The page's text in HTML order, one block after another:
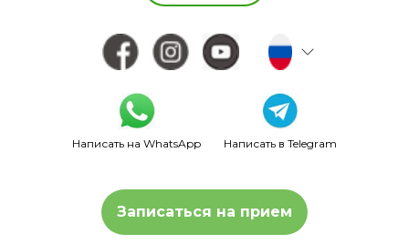
Написать на WhatsApp Написать в Telegram
Записаться на прием